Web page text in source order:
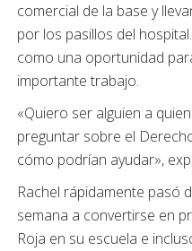
comercial de la base y
por los pasillos del
como una oportunidad
importante trabajo.
«Quiero ser alguien a
preguntar sobre el
cómo podrían ayudar»,
Rachel rápidamente pasó
semana a convertirse en
Roja en su escuela e